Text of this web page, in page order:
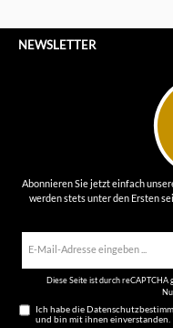
NEWSLETTER
Abonnieren Sie jetzt einfach
werden stets unter den Ersten
Diese Seite ist durch reCAPTCHA
Ich habe die
und bin mit ihnen einverstanden.